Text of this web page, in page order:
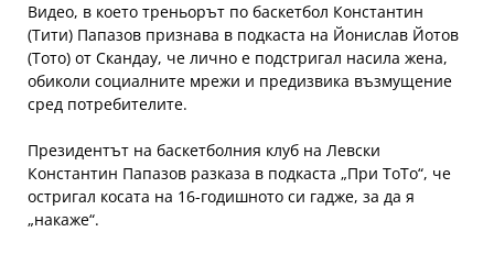
Видео, в което треньорът по баскетбол Константин
(Тити) Папазов признава в подкаста на Йонислав Йотов
(Тото) от Скандау, че лично е подстригал насила жена,
обиколи социалните мрежи и предизвика възмущение
сред потребителите.
Президентът на баскетболния клуб на Левски
Константин Папазов разказа в подкаста „При ТоТо“, че
остригал косата на 16-годишното си гадже, за да я
„накаже“.